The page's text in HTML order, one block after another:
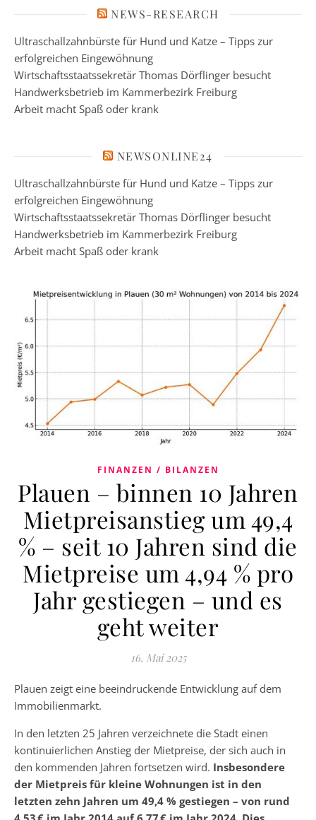
NEWS-RESEARCH
Ultraschallzahnbürste für Hund und Katze – Tipps zur
erfolgreichen Eingewöhnung
Wirtschaftsstaatssekretär Thomas Dörflinger besucht
Handwerksbetrieb im Kammerbezirk Freiburg
Arbeit macht Spaß oder krank
NEWSONLINE24
Ultraschallzahnbürste für Hund und Katze – Tipps zur
erfolgreichen Eingewöhnung
Wirtschaftsstaatssekretär Thomas Dörflinger besucht
Handwerksbetrieb im Kammerbezirk Freiburg
Arbeit macht Spaß oder krank
FINANZEN / BILANZEN
Plauen – binnen 10 Jahren
Mietpreisanstieg um 49,4
% – seit 10 Jahren sind die
Mietpreise um 4,94 % pro
Jahr gestiegen – und es
geht weiter
16. Mai 2025
Plauen zeigt eine beeindruckende Entwicklung auf dem
Immobilienmarkt.
In den letzten 25 Jahren verzeichnete die Stadt einen
kontinuierlichen Anstieg der Mietpreise, der sich auch in
den kommenden Jahren fortsetzen wird. Insbesondere
der Mietpreis für kleine Wohnungen ist in den
letzten zehn Jahren um 49,4 % gestiegen – von rund